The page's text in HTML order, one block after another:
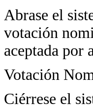
Abrase el
votación
aceptada por
Votación
Ciérrese el